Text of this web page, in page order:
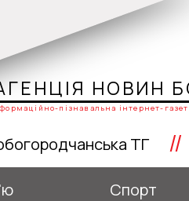
НОВИН
пізнавальна інтернет-
ТГ //
Спорт